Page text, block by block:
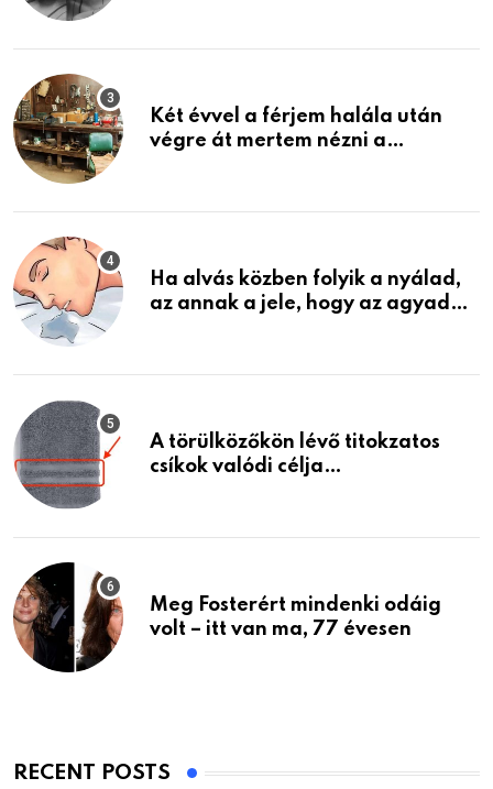
Két évvel a férjem halála után
végre át mertem nézni a
életemet
Ha alvás közben folyik a nyálad,
az annak a jele, hogy az agyad…
A törülközőkön lévő titokzatos
csíkok valódi célja…
Meg Fosterért mindenki odáig
volt – itt van ma, 77 évesen
RECENT POSTS